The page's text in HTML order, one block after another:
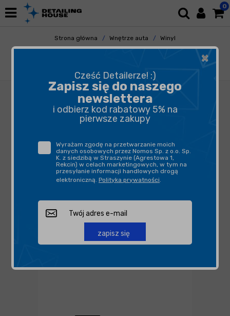
0
Strona główna Wnętrze auta
Winyl
Ochrona Winylu
×
Cześć Detailerze! :)
Zapisz się do naszego
newslettera
i odbierz kod rabatowy 5% na
pierwsze zakupy
Wyrażam zgodę na przetwarzanie moich
danych osobowych przez Nomos Sp. z o.o. Sp.
K. z siedzibą w Straszynie (Agrestowa 1,
Rekcin) w celach marketingowych, w tym na
przesyłanie informacji handlowych drogą
elektroniczną. Polityka prywatności.
zapisz się